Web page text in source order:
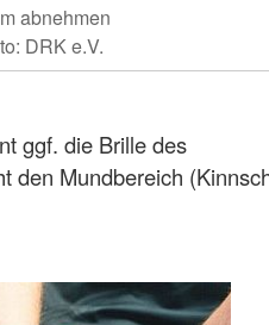
abnehmen
DRK e.V.
ggf. die Brille des
den Mundbereich